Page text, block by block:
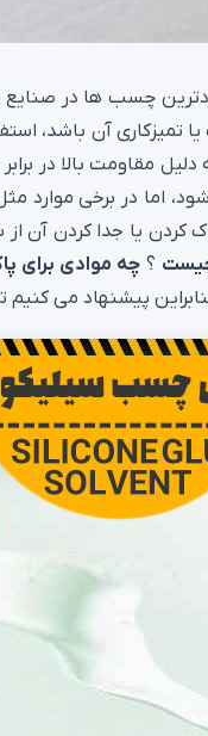
چسب ها در
تمیزکاری آن باشد،
مقاومت بالا در برابر
اما در برخی موارد
کردن یا جدا کردن
؟ چه موادی برای
پیشنهاد می کنیم